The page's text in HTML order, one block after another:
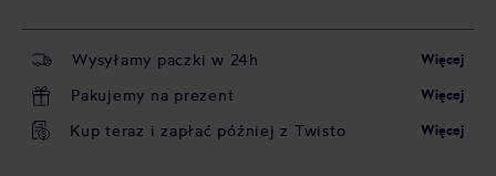
Wysyłamy paczki w 24h Więcej
Pakujemy na prezent Więcej
Kup teraz i zapłać później z Twisto Więcej